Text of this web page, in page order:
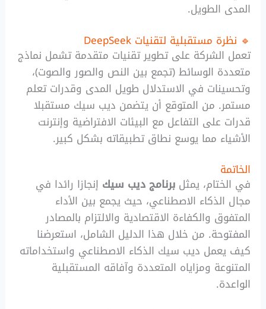
المدى الطويل.
🔹 نظرة مستقبلية لتقنيات DeepSeek
تعمل الشركة على تطوير تقنيات متقدمة تشمل نماذج
متعددة الوسائط (تجمع بين النص والصور والصوت)،
وتحسينات في الاستدلال طويل المدى وقدرات تعلم
مستمر. من المتوقع أن يتضمن ديب سيك مستقبلا
قدرات على التفاعل مع البيئات الافتراضية وإنترنت
الأشياء مما يوسع نطاق تطبيقاته بشكل كبير.
الخاتمة
في الختام، يمثلبرنامج ديب سيك إنجازا رائدا في
مجال الذكاء الاصطناعي، حيث يجمع بين الأداء
المتفوق والكفاءة الاقتصادية والالتزام بالمصادر
المفتوحة. من خلال هذا الدليل الشامل، استعرضنا
كيف يعمل ديب سيك الذكاء الاصطناعي واستخداماته
المتنوعة ومزاياه المتعددة وآفاقه المستقبلية
الواعدة.